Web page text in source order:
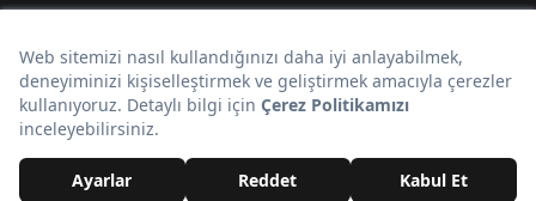
Bir markasıdır.